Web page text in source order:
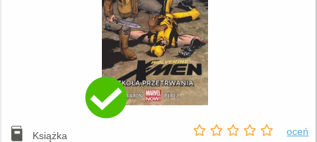
Książka oceń